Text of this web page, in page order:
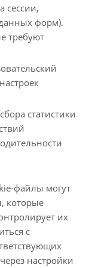
сессии,
форм).
требуют
статистики
файлы могут
которые
их
с
настройки